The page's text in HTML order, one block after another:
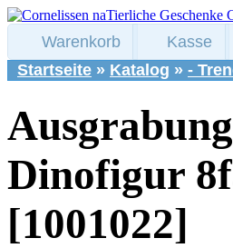
Warenkorb Kasse
Startseite » Katalog » -
Dinofigur
[1001022]